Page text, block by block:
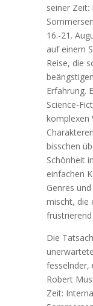
seiner
16.-21.
auf einem
Reise, die
Erfahrung.
Science-
komplexen
bisschen
Schönheit
einfachen
Genres
mischt, die
frustrierend
Die
fesselnder,
Robert
Zeit: